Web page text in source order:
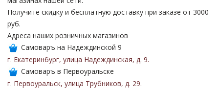
Получите скидку и бесплатную доставку при заказе от 3000
руб.
Адреса наших розничных магазинов
Самоваръ на Надеждинской 9
г. Екатеринбург, улица Надеждинская, д. 9.
Самоваръ в Первоуральске
г. Первоуральск, улица Трубников, д. 29.